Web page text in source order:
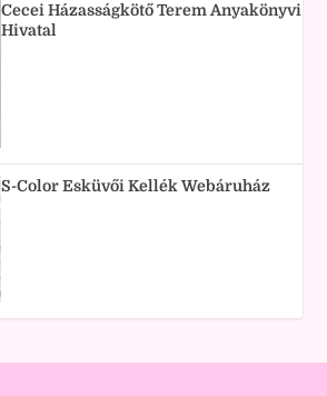
Cecei Házasságkötő Terem Anyakönyvi
Hivatal
S-Color Esküvői Kellék Webáruház